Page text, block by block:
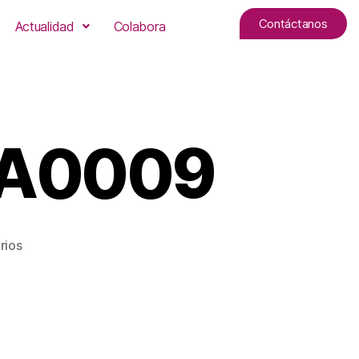
Actualidad Colabora Contáctanos